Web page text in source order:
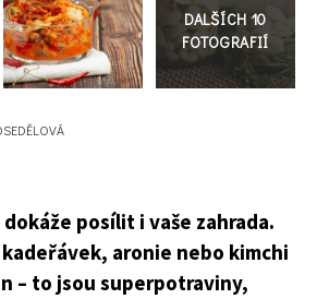
galerie
posílit i vaše zahrada.
aronie nebo kimchi
– to jsou superpotraviny,